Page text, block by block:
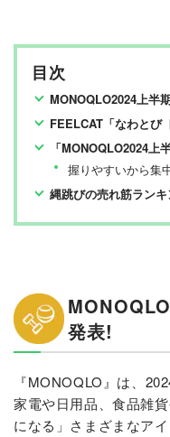
目次
MONOQLO2024上半
FEELCAT「なわとび
「MONOQLO2024上
握りやすいから集
縄跳びの売れ筋ラン
発表!
『MONOQLO』は、
家電や日用品、食品雑
になる」さまざまなア